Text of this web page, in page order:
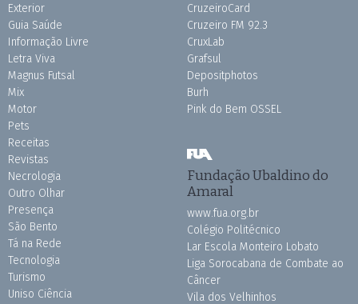
Exterior
Guia Saúde
Informação Livre
Letra Viva
Magnus Futsal
Mix
Motor
Pets
Receitas
Revistas
Necrologia
Outro Olhar
Presença
São Bento
Tá na Rede
Tecnologia
Turismo
Uniso Ciência
CruzeiroCard
Cruzeiro FM 92.3
CruxLab
Grafsul
Depositphotos
Burh
Pink do Bem OSSEL
Fundação Ubaldino do
Amaral
www.fua.org.br
Colégio Politécnico
Lar Escola Monteiro Lobato
Liga Sorocabana de Combate ao
Câncer
Vila dos Velhinhos